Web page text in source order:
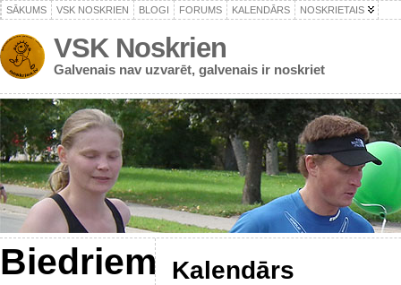
SĀKUMS VSK NOSKRIEN BLOGI FORUMS KALENDĀRS NOSKRIETAIS
VSK Noskrien
Galvenais nav uzvarēt, galvenais ir noskriet
Biedriem
Kalendārs